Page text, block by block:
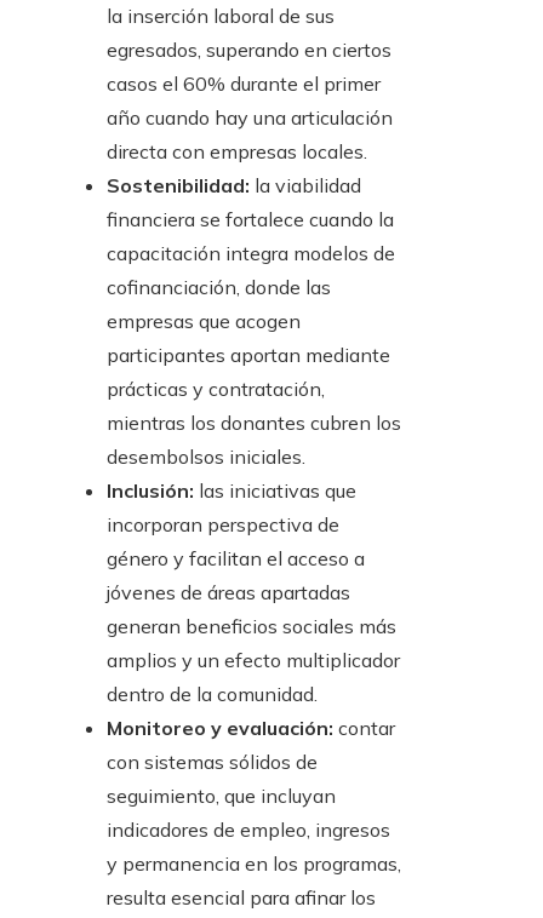
la inserción laboral de sus
egresados, superando en ciertos
casos el 60% durante el primer
año cuando hay una articulación
directa con empresas locales.
Sostenibilidad: la viabilidad
financiera se fortalece cuando la
capacitación integra modelos de
cofinanciación, donde las
empresas que acogen
participantes aportan mediante
prácticas y contratación,
mientras los donantes cubren los
desembolsos iniciales.
Inclusión: las iniciativas que
incorporan perspectiva de
género y facilitan el acceso a
jóvenes de áreas apartadas
generan beneficios sociales más
amplios y un efecto multiplicador
dentro de la comunidad.
Monitoreo y evaluación: contar
con sistemas sólidos de
seguimiento, que incluyan
indicadores de empleo, ingresos
y permanencia en los programas,
resulta esencial para afinar los